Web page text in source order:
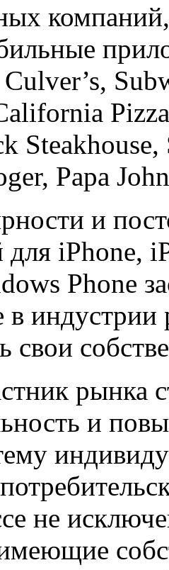
Papa
и
iPhone,
Phone
индустрии
свои
рынка
и
не